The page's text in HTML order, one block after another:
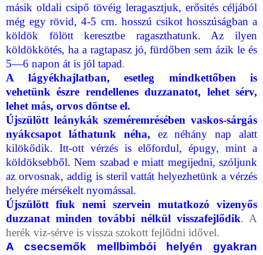
másik ol­dali csipő tövéig leragasztjuk, erősités céljából
még egy rövid, 4-5 cm. hosszú csikot hosszúságban a
köldök fölött keresztbe ragaszthatunk. Az ilyen
köldökkötés, ha a ragtapasz jó, fürdőben sem ázik le és
5—6 napon át is jól tapad.
A lágyékhajlatban, esetleg mindkettőben is
vehetünk észre rendellenes duzzanatot, lehet sérv,
lehet más, orvos döntse el.
Újszülött leánykák szeméremrésében vaskos-sárgás
nyákcsapot látha­tunk néha, ez néhány nap alatt
kilökődik. Itt-ott vérzés is előfordul, épugy, mint a
köldöksebből. Nem szabad e miatt megijedni, szóljunk
az orvosnak, addig is steril vattát helyezhetünk a vérzés
helyére mérsékelt nyomással.
Újszülött fiuk nemi szervein mutatkozó vizenyős
duzzanat minden to­vábbi nélkül visszafejlődik. A
herék viz-sérve is vissza szokott fejlődni idővel.
A csecsemők mellbimbói helyén gyakran